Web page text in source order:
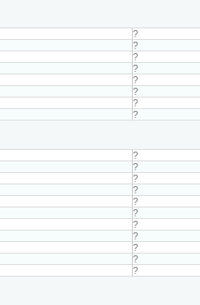
?
?
?
?
?
?
?
?
?
?
?
?
?
?
?
?
?
?
?